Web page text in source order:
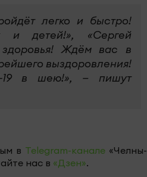
легко и быстро!
и детей!», «Сергей
здоровья! Ждём вас в
выздоровления!
19 в шею!», — пишут
в Telegram-канале «Челны-
нас в «Дзен».